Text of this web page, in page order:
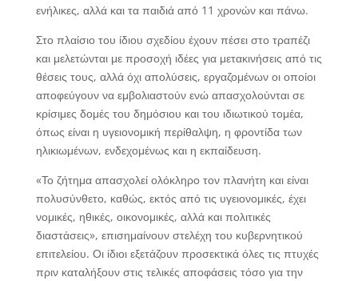
ενήλικες, αλλά και τα παιδιά από 11 χρονών και πάνω.
Στο πλαίσιο του ίδιου σχεδίου έχουν πέσει στο τραπέζι
και μελετώνται με προσοχή ιδέες για μετακινήσεις από τις
θέσεις τους, αλλά όχι απολύσεις, εργαζομένων οι οποίοι
αποφεύγουν να εμβολιαστούν ενώ απασχολούνται σε
κρίσιμες δομές του δημόσιου και του ιδιωτικού τομέα,
όπως είναι η υγειονομική περίθαλψη, η φροντίδα των
ηλικιωμένων, ενδεχομένως και η εκπαίδευση.
«Το ζήτημα απασχολεί ολόκληρο τον πλανήτη και είναι
πολυσύνθετο, καθώς, εκτός από τις υγειονομικές, έχει
νομικές, ηθικές, οικονομικές, αλλά και πολιτικές
διαστάσεις», επισημαίνουν στελέχη του κυβερνητικού
επιτελείου. Οι ίδιοι εξετάζουν προσεκτικά όλες τις πτυχές
πριν καταλήξουν στις τελικές αποφάσεις τόσο για την